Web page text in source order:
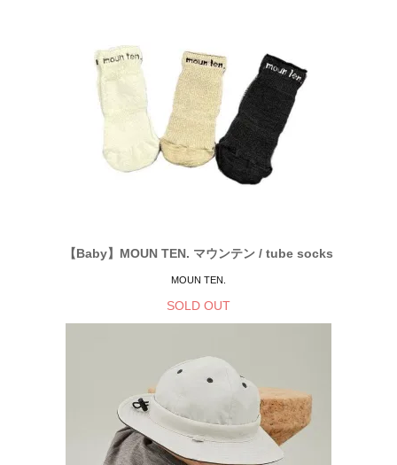
【Baby】MOUN TEN. マウンテン / tube socks
MOUN TEN.
SOLD OUT